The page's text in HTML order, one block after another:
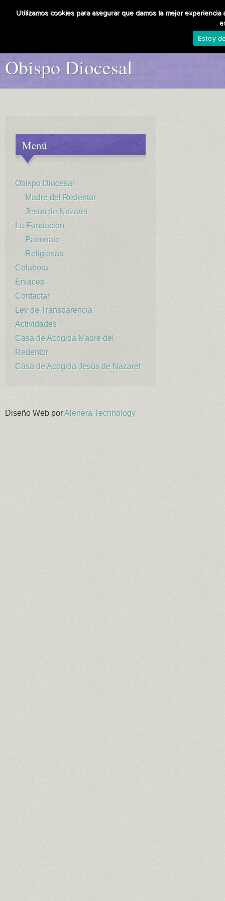
Ley de Transparencia
Obispo Diocesal
Menú
Obispo Diocesal
Madre del Redentor
Jesús de Nazaret
La Fundación
Patronato
Religiosas
Colabora
Enlaces
Contactar
Ley de Transparencia
Actividades
Casa de Acogida Madre del
Redentor
Casa de Acogida Jesús de Nazaret
Diseño Web porAlenera Technology
Utilizamos cookies para asegurar que damos la mejor
Estoy